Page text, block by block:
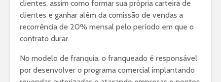
clientes, assim como formar sua própria carteira de
clientes e ganhar além da comissão de vendas a
recorrência de 20% mensal pelo período em que o
contrato durar.
No modelo de franquia, o franqueado é responsável
por desenvolver o programa comercial implantando